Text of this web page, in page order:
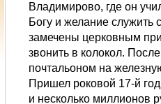
Владимирово, где он
Богу и желание служить
замечены церковным
звонить в колокол.
почтальоном на
Пришел роковой 17-й
и несколько миллионов